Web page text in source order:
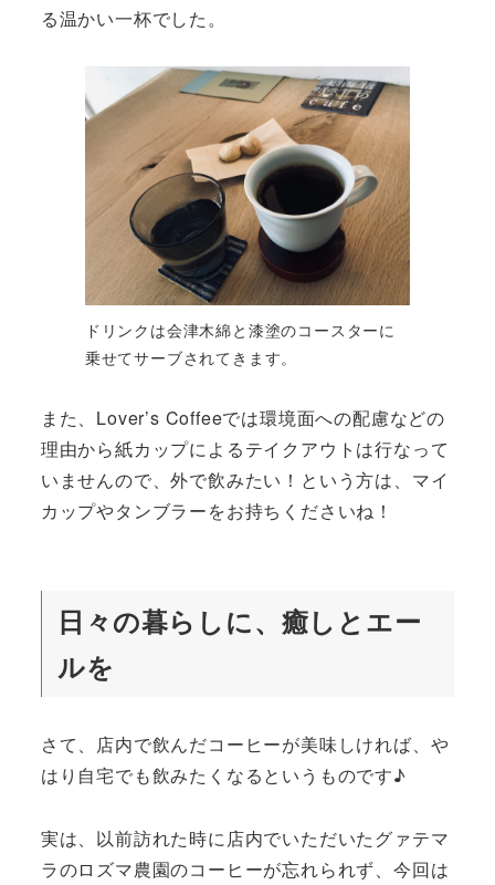
る温かい一杯でした。
ドリンクは会津木綿と漆塗のコースターに
乗せてサーブされてきます。
また、Lover’s Coffeeでは環境面への配慮などの
理由から紙カップによるテイクアウトは行なって
いませんので、外で飲みたい！という方は、マイ
カップやタンブラーをお持ちくださいね！
日々の暮らしに、癒しとエー
ルを
さて、店内で飲んだコーヒーが美味しければ、や
はり自宅でも飲みたくなるというものです♪
実は、以前訪れた時に店内でいただいたグァテマ
ラのロズマ農園のコーヒーが忘れられず、今回は